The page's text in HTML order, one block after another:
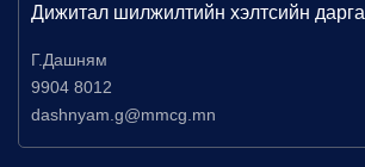
Дижитал шилжилтийн хэлтсийн дарга
Г.Дашням
9904 8012
dashnyam.g@mmcg.mn